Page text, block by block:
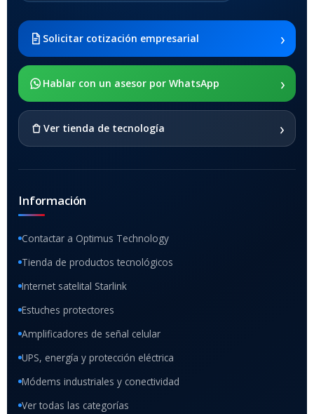
Solicitar cotización empresarial ›
Hablar con un asesor por WhatsApp ›
Ver tienda de tecnología ›
Información
Contactar a Optimus Technology
Tienda de productos tecnológicos
Internet satelital Starlink
Estuches protectores
Amplificadores de señal celular
UPS, energía y protección eléctrica
Módems industriales y conectividad
Ver todas las categorías